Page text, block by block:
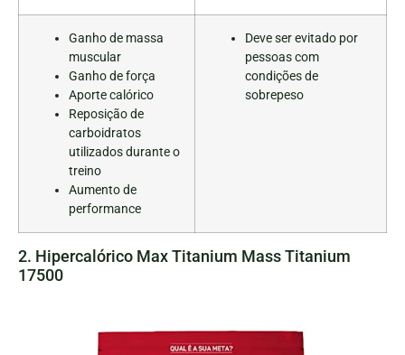
Ganho de massa
muscular
Ganho de força
Aporte calórico
Reposição de
carboidratos
utilizados durante o
treino
Aumento de
performance
Deve ser evitado por
pessoas com
condições de
sobrepeso
2. Hipercalórico Max Titanium Mass Titanium
17500